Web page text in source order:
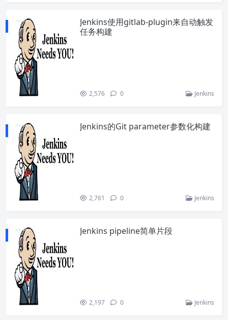
Jenkins使用gitlab-plugin来自动触发
任务构建
2,576 0 Jenkins
Jenkins的Git parameter参数化构建
2,761 0 Jenkins
Jenkins pipeline简单片段
2,197 0 Jenkins